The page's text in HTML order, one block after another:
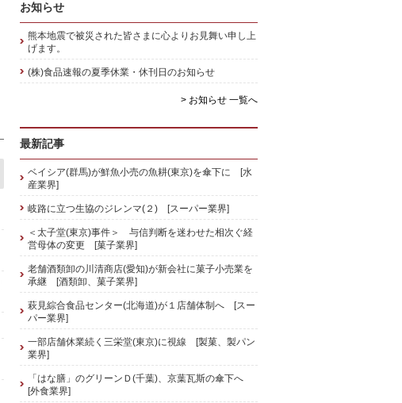
お知らせ
熊本地震で被災された皆さまに心よりお見舞い申し上
げます。
(株)食品速報の夏季休業・休刊日のお知らせ
> お知らせ 一覧へ
最新記事
ベイシア(群馬)が鮮魚小売の魚耕(東京)を傘下に [水
産業界]
岐路に立つ生協のジレンマ(２) [スーパー業界]
＜太子堂(東京)事件＞ 与信判断を迷わせた相次ぐ経
営母体の変更 [菓子業界]
老舗酒類卸の川清商店(愛知)が新会社に菓子小売業を
承継 [酒類卸、菓子業界]
萩見綜合食品センター(北海道)が１店舗体制へ [スー
パー業界]
一部店舗休業続く三栄堂(東京)に視線 [製菓、製パン
業界]
「はな膳」のグリーンＤ(千葉)、京葉瓦斯の傘下へ
[外食業界]